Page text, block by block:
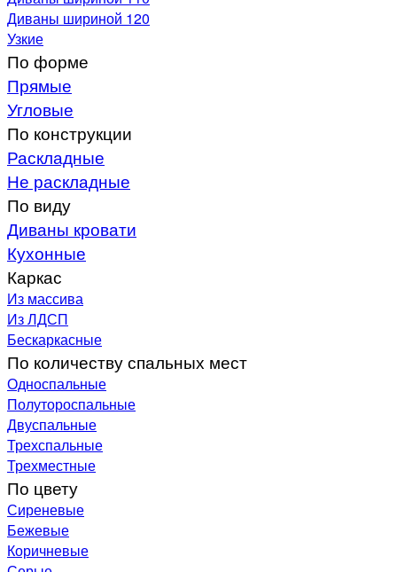
Диваны шириной 120
Узкие
По форме
Прямые
Угловые
По конструкции
Раскладные
Не раскладные
По виду
Диваны кровати
Кухонные
Каркас
Из массива
Из ЛДСП
Бескаркасные
По количеству спальных мест
Односпальные
Полутороспальные
Двуспальные
Трехспальные
Трехместные
По цвету
Сиреневые
Бежевые
Коричневые